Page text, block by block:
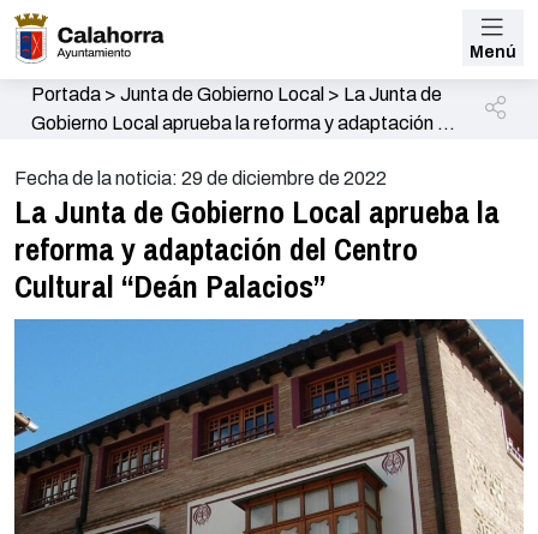
Menú
Portada> Junta de Gobierno Local > La Junta de
Gobierno Local aprueba la reforma y adaptación del
Fecha de la noticia: 29 de diciembre de 2022
La Junta de Gobierno Local aprueba la
reforma y adaptación del Centro
Cultural “Deán Palacios”